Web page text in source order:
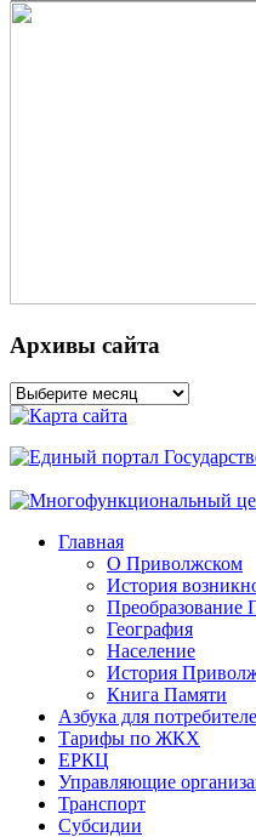
Архивы сайта
Архивы
сайта
Главная
О Приволжском
История
География
Население
История
Книга Памяти
Азбука для
Тарифы по ЖКХ
ЕРКЦ
Управляющие
Транспорт
Субсидии